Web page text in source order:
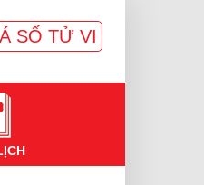
SỐ TỬ VI